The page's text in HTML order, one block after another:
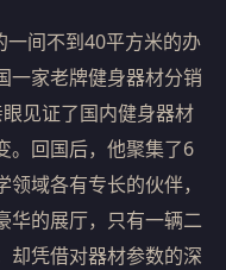
间不到40平方米的办
一家老牌健身器材分销
见证了国内健身器材
。回国后，他聚集了6
域各有专长的伙伴，
华的展厅，只有一辆二
却凭借对器材参数的深